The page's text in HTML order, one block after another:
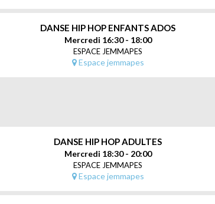
75010 Paris
les bases (vagues, appuis, pop...), jeux dansés
pratique plus approfondie du poppin. Travail sur le
le freestyle et les ateliers de création.
DANSE HIP HOP ENFANTS ADOS
Mercredi 16:30 - 18:00
ESPACE JEMMAPES
Espace jemmapes
DANSE HIP HOP ADULTES
Mercredi 18:30 - 20:00
ESPACE JEMMAPES
Espace jemmapes